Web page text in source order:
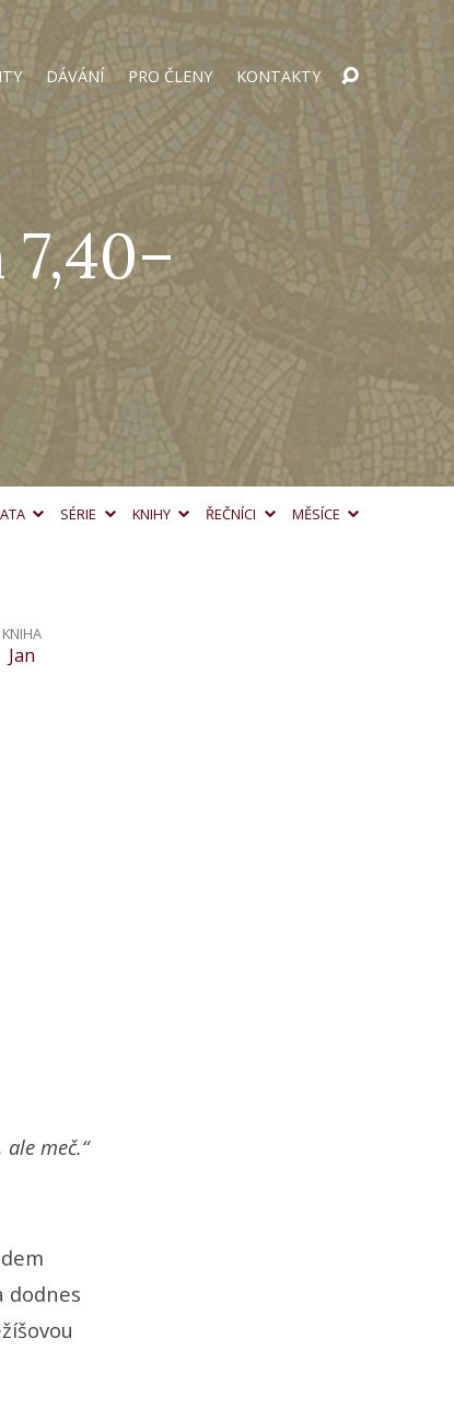
DÁVÁNÍ PRO ČLENY KONTAKTY
SÉRIE KNIHY ŘEČNÍCI MĚSÍCE
KNIHA
Jan
meč.“
dodnes